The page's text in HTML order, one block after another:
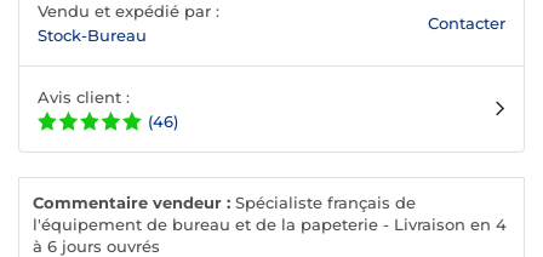
Vendu et expédié par :
Stock-Bureau
Contacter
Avis client :
(46)
Commentaire vendeur : Spécialiste français de
l'équipement de bureau et de la papeterie - Livraison en 4
à 6 jours ouvrés